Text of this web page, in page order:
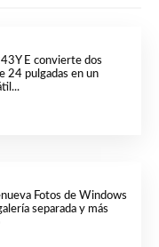
E convierte dos
24 pulgadas en un
Fotos de Windows
separada y más